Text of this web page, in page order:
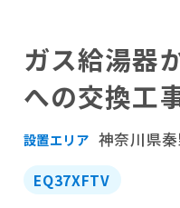
ガス給湯器
への交換工
設置エリア 神奈川県
EQ37XFTV